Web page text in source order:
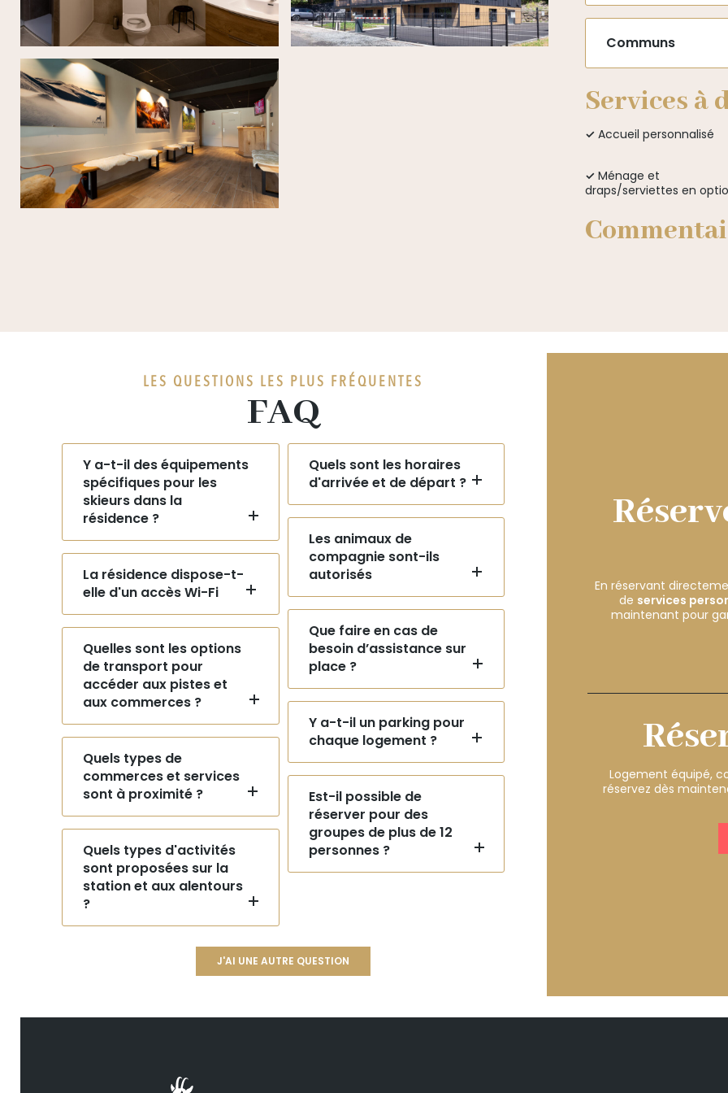
Communs
Services à
✓Accueil personnalisé
✓Ménage et
draps/serviettes en
LES QUESTIONS LES PLUS FRÉQUENTES
FAQ
Y a-t-il des équipements
spécifiques pour les
skieurs dans la
résidence ?
La résidence dispose-t-
elle d'un accès Wi-Fi
Quelles sont les options
de transport pour
accéder aux pistes et
aux commerces ?
Quels types de
commerces et services
sont à proximité ?
Quels types d'activités
sont proposées sur la
station et aux alentours
?
Quels sont les horaires
d'arrivée et de départ ?
Les animaux de
compagnie sont-ils
autorisés
Que faire en cas de
besoin d’assistance sur
place ?
Y a-t-il un parking pour
chaque logement ?
Est-il possible de
réserver pour des
groupes de plus de 12
personnes ?
J'AI UNE AUTRE QUESTION
En réservant
de services
maintenant pour
Logement équipé,
réservez dès